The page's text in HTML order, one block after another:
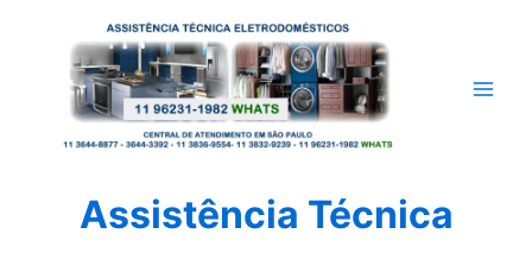
conteúdo
Assistência Técnica